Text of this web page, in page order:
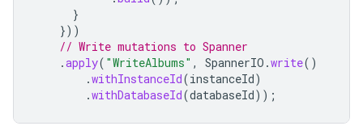
}
}))
// Write mutations to Spanner
.apply( "WriteAlbums" , SpannerIO .write()
.withInstanceId(instanceId)
.withDatabaseId(databaseId));